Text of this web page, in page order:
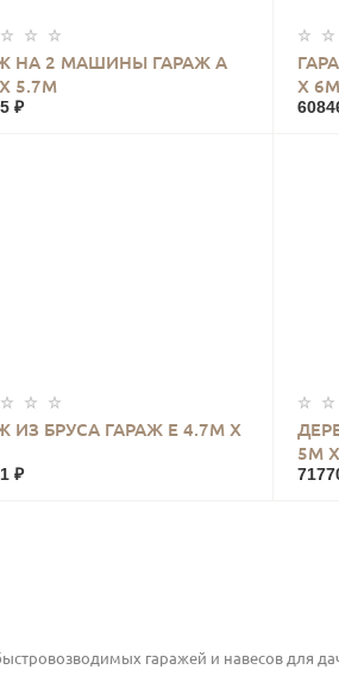
НА 2 МАШИНЫ ГАРАЖ А
5.7М
₽
КУПИТЬ
Х 6М
ИЗ БРУСА ГАРАЖ Е 4.7М Х
₽
КУПИТЬ
5М
гаражей и навесов для